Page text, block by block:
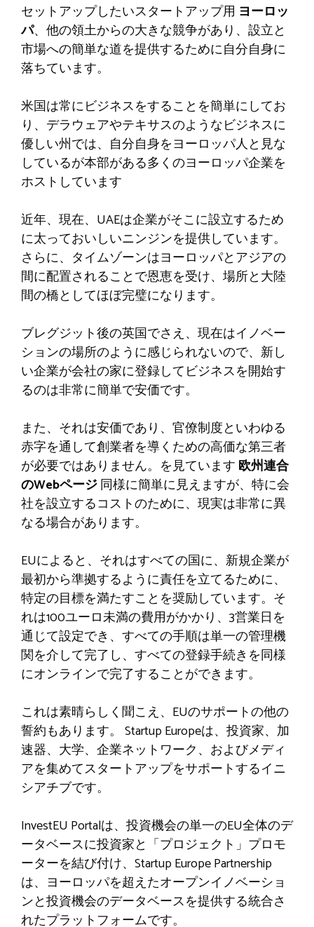
セットアップしたいスタートアップ用 ヨーロッ
パ、他の領土からの大きな競争があり、設立と
市場への簡単な道を提供するために自分自身に
落ちています。
米国は常にビジネスをすることを簡単にしてお
り、デラウェアやテキサスのようなビジネスに
優しい州では、自分自身をヨーロッパ人と見な
しているが本部がある多くのヨーロッパ企業を
ホストしています
近年、現在、UAEは企業がそこに設立するため
に太っておいしいニンジンを提供しています。
さらに、タイムゾーンはヨーロッパとアジアの
間に配置されることで恩恵を受け、場所と大陸
間の橋としてほぼ完璧になります。
ブレグジット後の英国でさえ、現在はイノベー
ションの場所のように感じられないので、新し
い企業が会社の家に登録してビジネスを開始す
るのは非常に簡単で安価です。
また、それは安価であり、官僚制度といわゆる
赤字を通して創業者を導くための高価な第三者
が必要ではありません。を見ています 欧州連合
のWebページ同様に簡単に見えますが、特に会
社を設立するコストのために、現実は非常に異
なる場合があります。
EUによると、それはすべての国に、新規企業が
最初から準拠するように責任を立てるために、
特定の目標を満たすことを奨励しています。そ
れは100ユーロ未満の費用がかかり、3営業日を
通じて設定でき、すべての手順は単一の管理機
関を介して完了し、すべての登録手続きを同様
にオンラインで完了することができます。
これは素晴らしく聞こえ、EUのサポートの他の
誓約もあります。 Startup Europeは、投資家、加
速器、大学、企業ネットワーク、およびメディ
アを集めてスタートアップをサポートするイニ
シアチブです。
InvestEU Portalは、投資機会の単一のEU全体のデ
ータベースに投資家と「プロジェクト」プロモ
ーターを結び付け、Startup Europe Partnership
は、ヨーロッパを超えたオープンイノベーショ
ンと投資機会のデータベースを提供する統合さ
れたプラットフォームです。